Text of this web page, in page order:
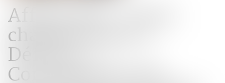
Affaire dite « de la
chaufferie de La
Défense » -
Conséquences du